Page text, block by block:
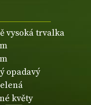
vysoká trvalka
opadavý
květy